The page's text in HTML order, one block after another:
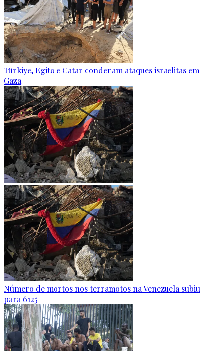
Türkiye, Egito e Catar condenam ataques israelitas em
Gaza
Número de mortos nos terramotos na Venezuela subiu
para 6125